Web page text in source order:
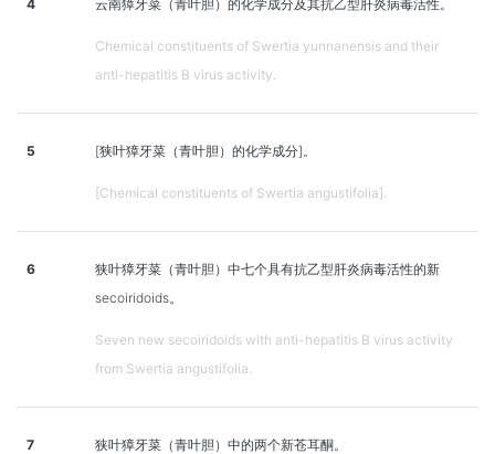
4 云南獐牙菜（青叶胆）的化学成分及其抗乙型肝炎病毒活性。
Chemical constituents of Swertia yunnanensis and their
anti-hepatitis B virus activity.
5 [狭叶獐牙菜（青叶胆）的化学成分]。
[Chemical constituents of Swertia angustifolia].
6
狭叶獐牙菜（青叶胆）中七个具有抗乙型肝炎病毒活性的新
secoiridoids。
Seven new secoiridoids with anti-hepatitis B virus activity
from Swertia angustifolia.
7 狭叶獐牙菜（青叶胆）中的两个新苍耳酮。